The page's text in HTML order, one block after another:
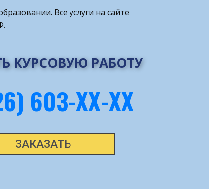
Все услуги на сайте
КУРСОВУЮ РАБОТУ
603-ХХ-ХХ
ЗАКАЗАТЬ